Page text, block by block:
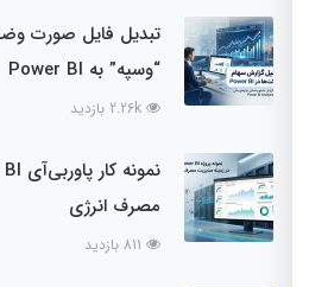
تبدیل فایل صورت
“وسپه” به Power BI
2.26k بازدید
مصرف انرژی
811 بازدید